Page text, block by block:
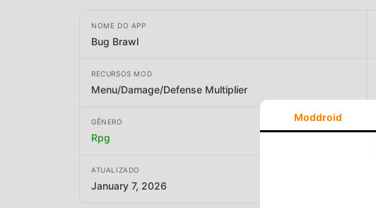
NOME DO APP
Bug Brawl
RECURSOS MOD
Menu/Damage/Defense Multiplier
GÊNERO
Rpg
ATUALIZADO
January 7, 2026
Moddroid